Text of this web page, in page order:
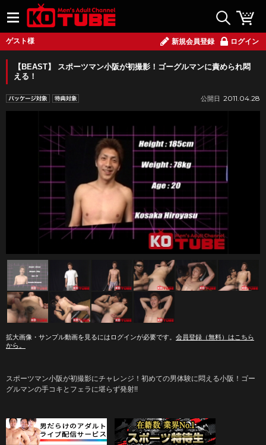
ゲスト様 新規会員登録 ログイン
【BEAST】 スポーツマン小阪が初撮影！ゴーグルマンに責められ悶
える！
2011.04.28
拡大画像・サンプル動画を見るにはログインが必要です。 会員登録（無料）はこちら
から。
スポーツマン小阪が初撮影にチャレンジ！初めての男体験に悶える小阪！ゴー
グルマンの手コキとフェラに堪らず発射!!